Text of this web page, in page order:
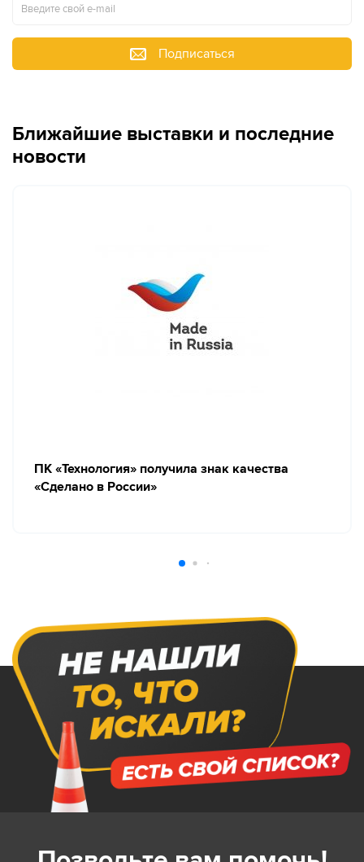
Подписаться
Ближайшие выставки и последние
новости
ПК «Технология» получила знак качества
«Сделано в России»